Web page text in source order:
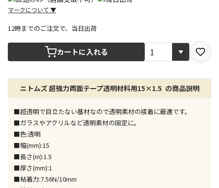
マークについて ▼
宅配や店舗受取を選択できる商品です
店舗のみで受取できる商品です（宅配便でのお届けが
できません）
※同時購入の商品は、全て同じ店舗での受取となりま
す
特定の店舗のみで受取ができる商品です（宅配便での
※同時購入の商品は、全て同じ店舗での受取となりま
す
委託業者によりお届けする商品です
※ほか商品との同時購入はできません。お手数です
12時までのご注文で、当日出荷
カートに入れる
ニトムズ 超強力両面テープ透明材料用15×1.5 の商品説明
■超透明で目立たない基材なので透明素材の接着に最適です。
■ガラスやアクリルなど透明素材の固定に。
■色:透明
■幅(mm):15
■長さ(m):1.5
■厚さ(mm):1
■粘着力:7.56N/10mm